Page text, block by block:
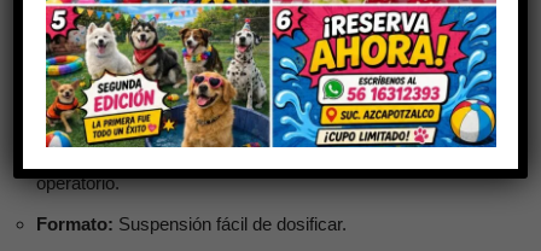
Pradol Suspensión Oral
Analgésico potente a base de Tramadol para el dolor fuerte.
Potencia:Alivia dolor oncológico, fracturas y post-
operatorio.
Formato: Suspensión fácil de dosificar.